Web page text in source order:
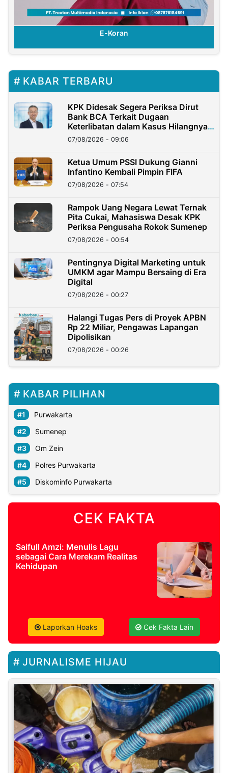
E-Koran
KABAR TERBARU
KPK Didesak Segera Periksa Dirut
Bank BCA Terkait Dugaan
Keterlibatan dalam Kasus Hilangnya
Dana Nasabah Rp2,58 Miliar
07/08/2026 - 09:06
Ketua Umum PSSI Dukung Gianni
Infantino Kembali Pimpin FIFA
07/08/2026 - 07:54
Rampok Uang Negara Lewat Ternak
Pita Cukai, Mahasiswa Desak KPK
Periksa Pengusaha Rokok Sumenep
07/08/2026 - 00:54
Pentingnya Digital Marketing untuk
UMKM agar Mampu Bersaing di Era
Digital
07/08/2026 - 00:27
Halangi Tugas Pers di Proyek APBN
Rp 22 Miliar, Pengawas Lapangan
Dipolisikan
07/08/2026 - 00:26
KABAR PILIHAN
Purwakarta
Sumenep
Om Zein
Polres Purwakarta
Diskominfo Purwakarta
CEK FAKTA
Saifull Amzi: Menulis Lagu
sebagai Cara Merekam Realitas
Kehidupan
Laporkan Hoaks Cek Fakta Lain
JURNALISME HIJAU